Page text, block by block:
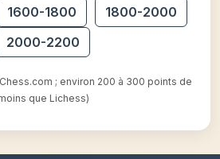
1600-1800
1800-2000
2000-2200
; environ 200 à 300 points de
que Lichess)